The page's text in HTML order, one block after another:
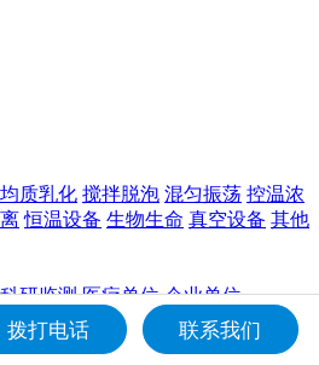
均质乳化 搅拌脱泡 混匀振荡 控温浓
恒温设备 生物生命 真空设备 其他
科研监测 医疗单位 企业单位
拨打电话 联系我们